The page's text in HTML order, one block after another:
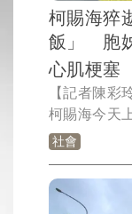
柯賜海猝
飯」 胞
心肌梗塞
【記者陳彩
柯賜海今天
建國街廂型
後，確認無
見，將發還
地檢署作
社會